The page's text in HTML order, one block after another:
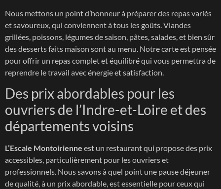
Nous mettons un point d’honneur à préparer des repas variés
et savoureux, qui conviennent à tous les goûts. Viandes
grillées, poissons, légumes de saison, pâtes, salades, et bien sûr
des desserts faits maison sont au menu. Notre carte est pensée
pour offrir un repas complet et équilibré qui vous permettra de
reprendre le travail avec énergie et satisfaction.
Des prix abordables pour les
ouvriers de l’Indre-et-Loire et des
départements voisins
L’Escale Montoirienne est un restaurant qui propose des prix
accessibles, particulièrement pour les ouvriers et
professionnels. Nous savons à quel point une pause déjeuner
de qualité, à un prix abordable, est essentielle pour ceux qui